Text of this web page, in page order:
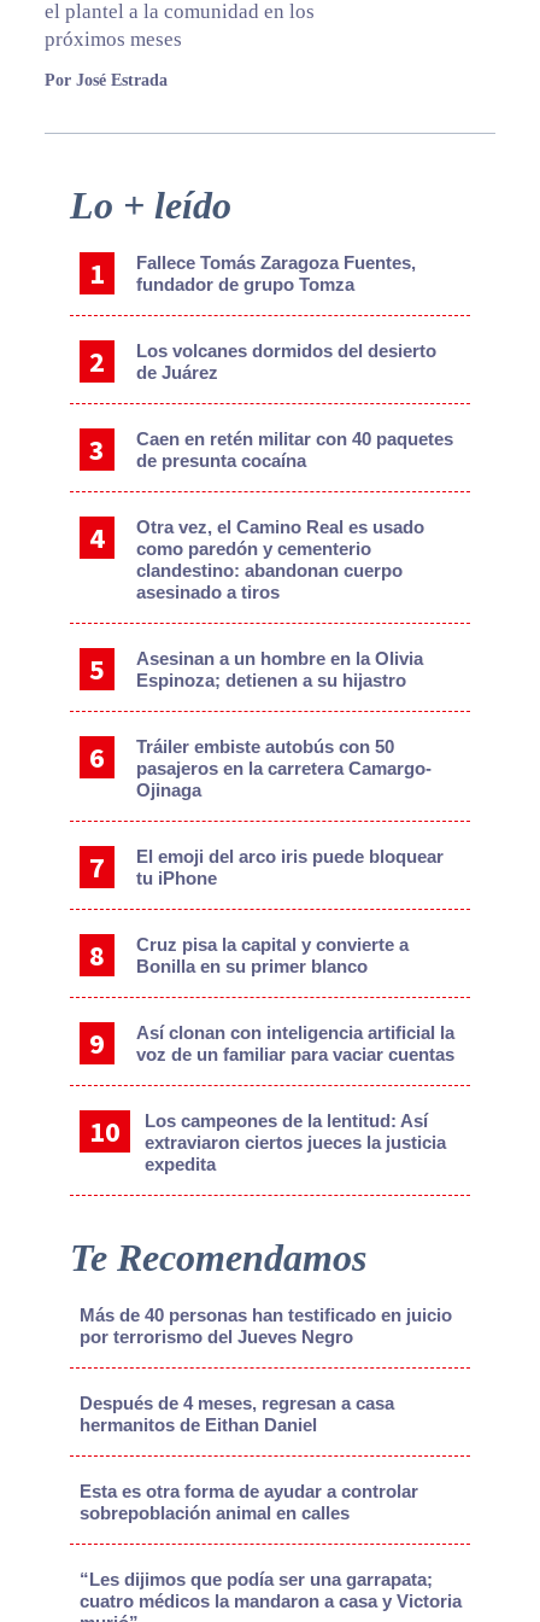
el plantel a la comunidad en los
próximos meses
Por José Estrada
Primary
Lo + leído
Fallece Tomás Zaragoza Fuentes,
fundador de grupo Tomza
Los volcanes dormidos del desierto
de Juárez
Caen en retén militar con 40 paquetes
de presunta cocaína
Otra vez, el Camino Real es usado
como paredón y cementerio
clandestino: abandonan cuerpo
asesinado a tiros
Asesinan a un hombre en la Olivia
Espinoza; detienen a su hijastro
Tráiler embiste autobús con 50
pasajeros en la carretera Camargo-
Ojinaga
El emoji del arco iris puede bloquear
tu iPhone
Cruz pisa la capital y convierte a
Bonilla en su primer blanco
Así clonan con inteligencia artificial la
voz de un familiar para vaciar cuentas
Los campeones de la lentitud: Así
extraviaron ciertos jueces la justicia
expedita
Te Recomendamos
Más de 40 personas han testificado en juicio
por terrorismo del Jueves Negro
Después de 4 meses, regresan a casa
hermanitos de Eithan Daniel
Esta es otra forma de ayudar a controlar
sobrepoblación animal en calles
“Les dijimos que podía ser una garrapata;
cuatro médicos la mandaron a casa y Victoria